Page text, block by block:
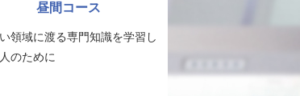
昼間コース
領域に渡る専門知識を学習し
のために